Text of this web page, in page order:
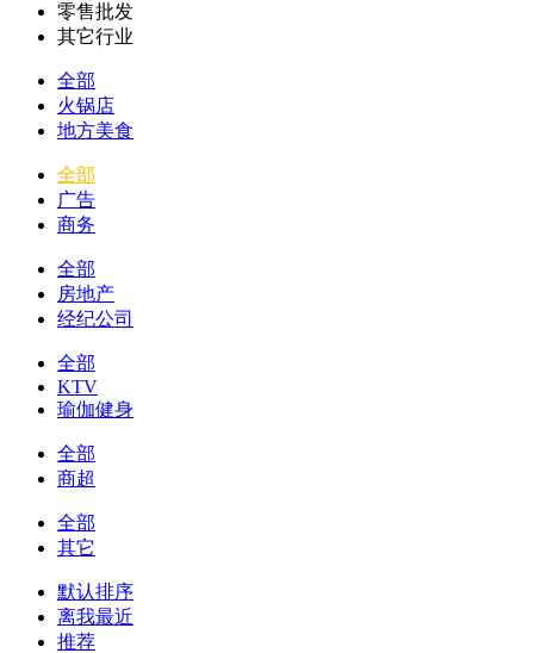
零售批发
其它行业
全部
火锅店
地方美食
全部
广告
商务
全部
房地产
经纪公司
全部
KTV
瑜伽健身
全部
商超
全部
其它
默认排序
离我最近
推荐